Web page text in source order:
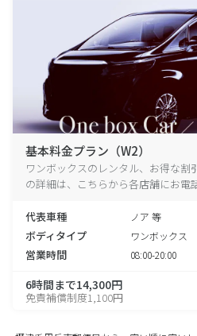
基本料金プラン（W2）
ワンボックスのレンタル、お得な割
の詳細は、こちらから各店舗にお電
代表車種 ノア 等
ボディタイプ ワンボックス
営業時間 08:00-20:00
6時間まで14,300円
免責補償制度1,100円